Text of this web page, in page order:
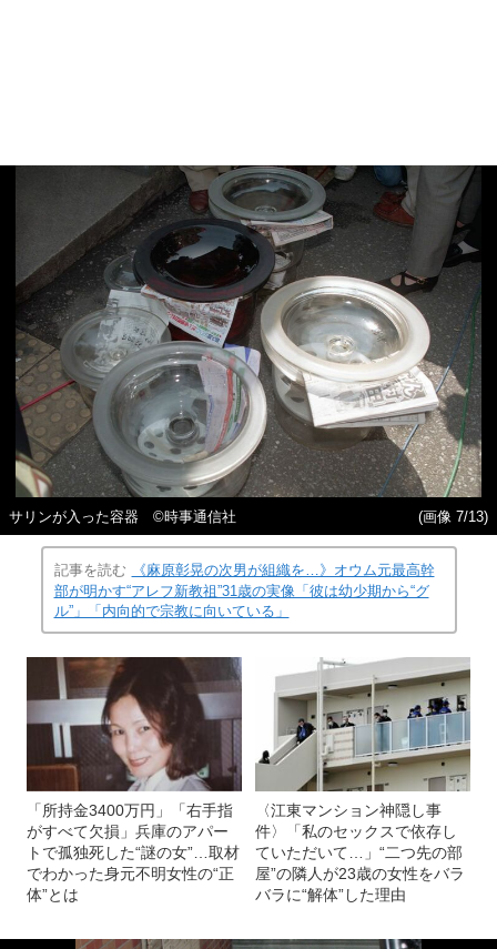
サリンが入った容器 ©時事通信社 (画像 7/13)
記事を読む
《麻原彰晃の次男が組織を…》オウム元最高幹
部が明かす“アレフ新教祖”31歳の実像「彼は幼少期から“グ
ル”」「内向的で宗教に向いている」
「所持金3400万円」「右手指
がすべて欠損」兵庫のアパー
トで孤独死した“謎の女”…取材
でわかった身元不明女性の“正
体”とは
〈江東マンション神隠し事
件〉「私のセックスで依存し
ていただいて…」“二つ先の部
屋”の隣人が23歳の女性をバラ
バラに“解体”した理由